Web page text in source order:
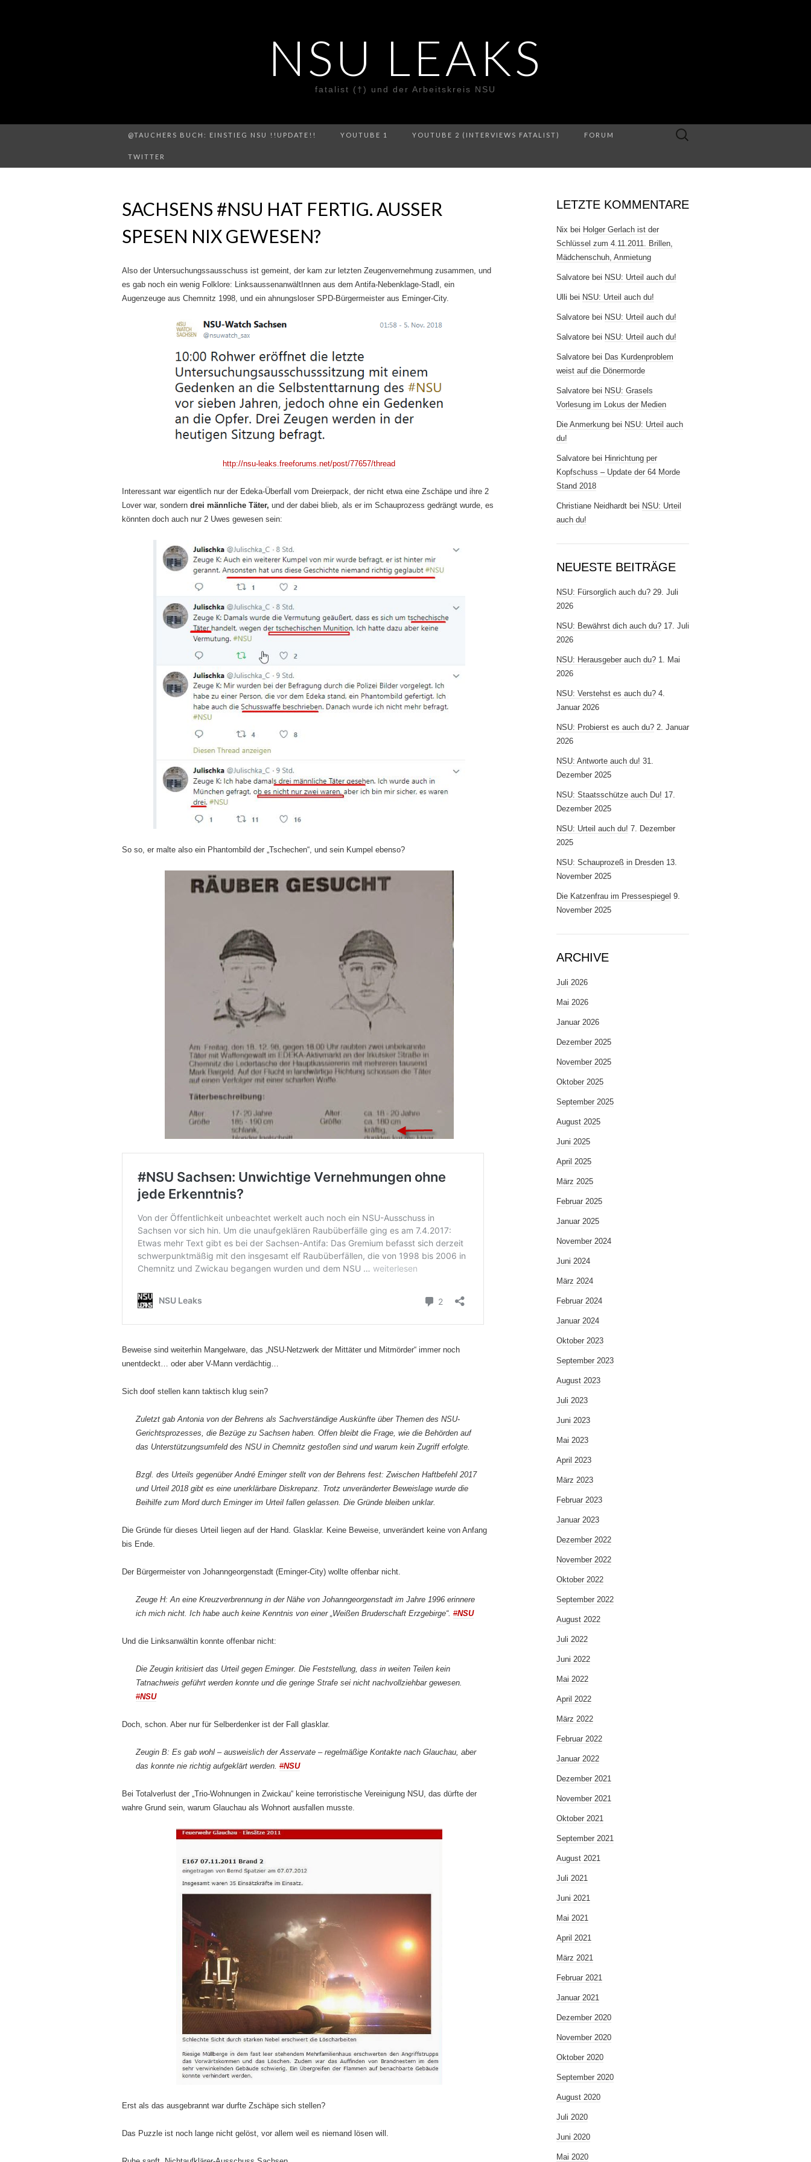
NSU LEAKS
fatalist (†) und der Arbeitskreis NSU
@TAUCHERS BUCH: EINSTIEG NSU !!UPDATE!! YOUTUBE 1 YOUTUBE 2 (INTERVIEWS FATALIST) FORUM
TWITTER
Suche
SACHSENS #NSU HAT FERTIG. AUSSER
SPESEN NIX GEWESEN?
Also der Untersuchungssausschuss ist gemeint, der kam zur letzten Zeugenvernehmung zusammen, und
es gab noch ein wenig Folklore: LinksaussenanwältInnen aus dem Antifa-Nebenklage-Stadl, ein
Augenzeuge aus Chemnitz 1998, und ein ahnungsloser SPD-Bürgermeister aus Eminger-City.
http://nsu-leaks.freeforums.net/post/77657/thread
Interessant war eigentlich nur der Edeka-Überfall vom Dreierpack, der nicht etwa eine Zschäpe und ihre 2
Lover war, sondern drei männliche Täter, und der dabei blieb, als er im Schauprozess gedrängt wurde, es
könnten doch auch nur 2 Uwes gewesen sein:
So so, er malte also ein Phantombild der „Tschechen“, und sein Kumpel ebenso?
Beweise sind weiterhin Mangelware, das „NSU-Netzwerk der Mittäter und Mitmörder“ immer noch
unentdeckt… oder aber V-Mann verdächtig…
Sich doof stellen kann taktisch klug sein?
Zuletzt gab Antonia von der Behrens als Sachverständige Auskünfte über Themen des NSU-
Gerichtsprozesses, die Bezüge zu Sachsen haben. Offen bleibt die Frage, wie die Behörden auf
das Unterstützungsumfeld des NSU in Chemnitz gestoßen sind und warum kein Zugriff erfolgte.
Bzgl. des Urteils gegenüber André Eminger stellt von der Behrens fest: Zwischen Haftbefehl 2017
und Urteil 2018 gibt es eine unerklärbare Diskrepanz. Trotz unveränderter Beweislage wurde die
Beihilfe zum Mord durch Eminger im Urteil fallen gelassen. Die Gründe bleiben unklar.
Die Gründe für dieses Urteil liegen auf der Hand. Glasklar. Keine Beweise, unverändert keine von Anfang
bis Ende.
Der Bürgermeister von Johanngeorgenstadt (Eminger-City) wollte offenbar nicht.
Zeuge H: An eine Kreuzverbrennung in der Nähe von Johanngeorgenstadt im Jahre 1996 erinnere
ich mich nicht. Ich habe auch keine Kenntnis von einer „Weißen Bruderschaft Erzgebirge“. #NSU
Und die Linksanwältin konnte offenbar nicht:
Die Zeugin kritisiert das Urteil gegen Eminger. Die Feststellung, dass in weiten Teilen kein
Tatnachweis geführt werden konnte und die geringe Strafe sei nicht nachvollziehbar gewesen.
#NSU
Doch, schon. Aber nur für Selberdenker ist der Fall glasklar.
Zeugin B: Es gab wohl – ausweislich der Asservate – regelmäßige Kontakte nach Glauchau, aber
das konnte nie richtig aufgeklärt werden. #NSU
Bei Totalverlust der „Trio-Wohnungen in Zwickau“ keine terroristische Vereinigung NSU, das dürfte der
wahre Grund sein, warum Glauchau als Wohnort ausfallen musste.
Erst als das ausgebrannt war durfte Zschäpe sich stellen?
Das Puzzle ist noch lange nicht gelöst, vor allem weil es niemand lösen will.
LETZTE KOMMENTARE
Nix bei Holger Gerlach ist der
Schlüssel zum 4.11.2011. Brillen,
Mädchenschuh, Anmietung
Salvatore bei NSU: Urteil auch du!
Ulli bei NSU: Urteil auch du!
Salvatore bei NSU: Urteil auch du!
Salvatore bei NSU: Urteil auch du!
Salvatore bei Das Kurdenproblem
weist auf die Dönermorde
Salvatore bei NSU: Grasels
Vorlesung im Lokus der Medien
Die Anmerkung bei NSU: Urteil auch
du!
Salvatore bei Hinrichtung per
Kopfschuss – Update der 64 Morde
Stand 2018
Christiane Neidhardt bei NSU: Urteil
auch du!
NEUESTE BEITRÄGE
NSU: Fürsorglich auch du? 29. Juli
2026
NSU: Bewährst dich auch du? 17. Juli
2026
NSU: Herausgeber auch du? 1. Mai
2026
NSU: Verstehst es auch du? 4.
Januar 2026
NSU: Probierst es auch du? 2. Januar
2026
NSU: Antworte auch du! 31.
Dezember 2025
NSU: Staatsschütze auch Du! 17.
Dezember 2025
NSU: Urteil auch du! 7. Dezember
2025
NSU: Schauprozeß in Dresden 13.
November 2025
Die Katzenfrau im Pressespiegel 9.
November 2025
ARCHIVE
Juli 2026
Mai 2026
Januar 2026
Dezember 2025
November 2025
Oktober 2025
September 2025
August 2025
Juni 2025
April 2025
März 2025
Februar 2025
Januar 2025
November 2024
Juni 2024
März 2024
Februar 2024
Januar 2024
Oktober 2023
September 2023
August 2023
Juli 2023
Juni 2023
Mai 2023
April 2023
März 2023
Februar 2023
Januar 2023
Dezember 2022
November 2022
Oktober 2022
September 2022
August 2022
Juli 2022
Juni 2022
Mai 2022
April 2022
März 2022
Februar 2022
Januar 2022
Dezember 2021
November 2021
Oktober 2021
September 2021
August 2021
Juli 2021
Juni 2021
Mai 2021
April 2021
März 2021
Februar 2021
Januar 2021
Dezember 2020
November 2020
Oktober 2020
September 2020
August 2020
Juli 2020
Juni 2020
Mai 2020